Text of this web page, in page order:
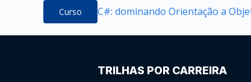
Curso C#: dominando Orientação a
TRILHAS POR CARREIRA